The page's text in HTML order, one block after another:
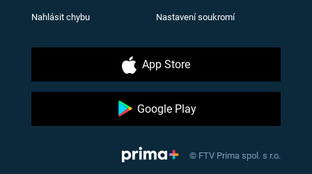
Nahlásit chybu Nastavení soukromí
App Store
Google Play
© FTV Prima spol. s r.o.